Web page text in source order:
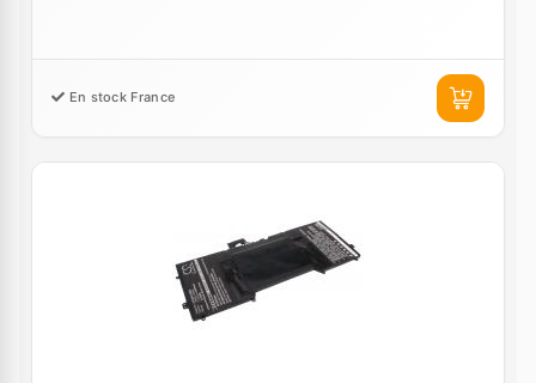
En stock France